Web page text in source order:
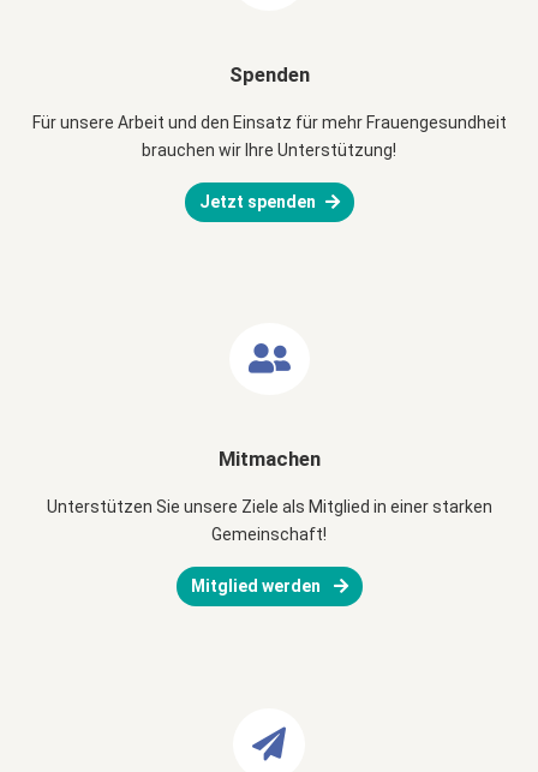
Spenden
Für unsere Arbeit und den Einsatz für mehr Frauengesundheit
brauchen wir Ihre Unterstützung!
Jetzt spenden
Mitmachen
Unterstützen Sie unsere Ziele als Mitglied in einer starken
Gemeinschaft!
Mitglied werden